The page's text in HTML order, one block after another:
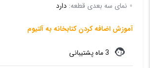
نمای سه بعدی قطعه: دارد
آموزش اضافه کردن کتابخانه به آلتیوم
3 ماه پشتیبانی